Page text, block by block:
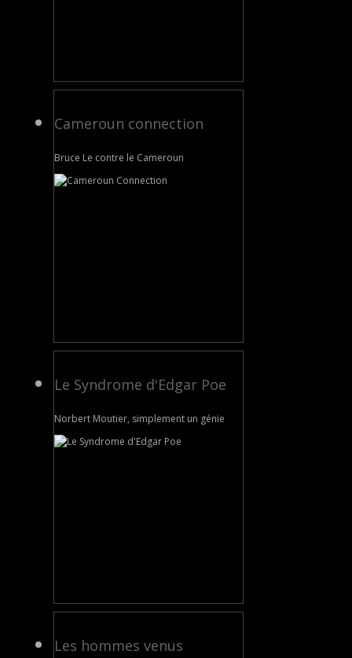
Cameroun connection
Bruce Le contre le Cameroun
Le Syndrome d'Edgar Poe
Norbert Moutier, simplement un génie
Les hommes venus